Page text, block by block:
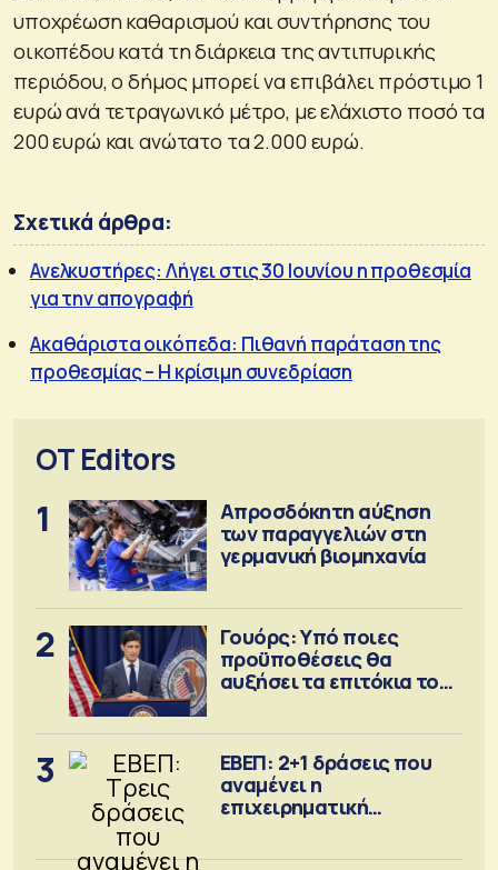
υποχρέωση καθαρισμού και συντήρησης του
οικοπέδου κατά τη διάρκεια της αντιπυρικής
περιόδου, ο δήμος μπορεί να επιβάλει πρόστιμο 1
ευρώ ανά τετραγωνικό μέτρο, με ελάχιστο ποσό τα
200 ευρώ και ανώτατο τα 2.000 ευρώ.
Σχετικά άρθρα:
Ανελκυστήρες: Λήγει στις 30 Ιουνίου η προθεσμία
για την απογραφή
Ακαθάριστα οικόπεδα: Πιθανή παράταση της
προθεσμίας – Η κρίσιμη συνεδρίαση
OT Editors
1
Απροσδόκητη αύξηση
των παραγγελιών στη
γερμανική βιομηχανία
2
Γουόρς: Υπό ποιες
προϋποθέσεις θα
αυξήσει τα επιτόκια τον
3
ΕΒΕΠ: 2+1 δράσεις που
αναμένει η
επιχειρηματική